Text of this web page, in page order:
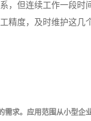
但连续工作一段
度，及时维护这
求。应用范围从小型企